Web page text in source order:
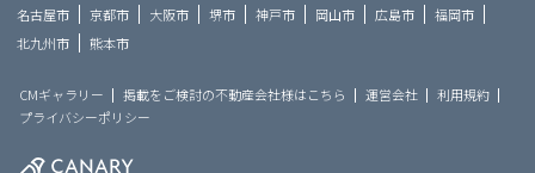
名古屋市
京都市 大阪市 堺市 神戸市 岡山市 広島市
福岡市
北九州市
熊本市
CMギャラリー 掲載をご検討の不動産会社様はこちら 運営会社
利用規約
プライバシーポリシー